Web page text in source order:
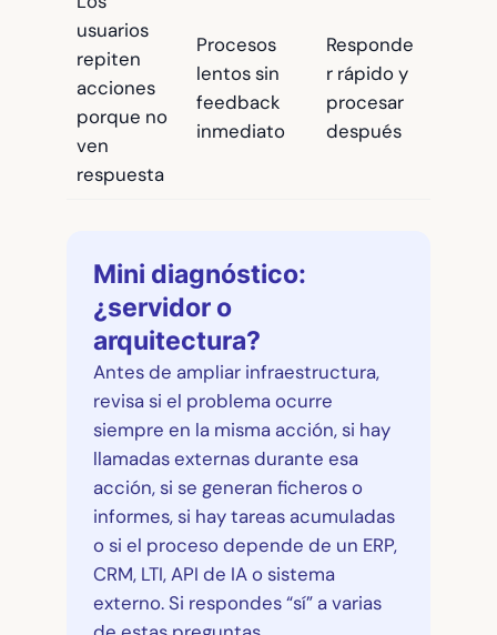
usuarios
repiten
acciones
porque no
ven
respuesta
Procesos
lentos sin
feedback
inmediato
Responde
r rápido y
procesar
después
Mini diagnóstico:
¿servidor o
arquitectura?
Antes de ampliar infraestructura,
revisa si el problema ocurre
siempre en la misma acción, si hay
llamadas externas durante esa
acción, si se generan ficheros o
informes, si hay tareas acumuladas
o si el proceso depende de un ERP,
CRM, LTI, API de IA o sistema
externo. Si respondes “sí” a varias